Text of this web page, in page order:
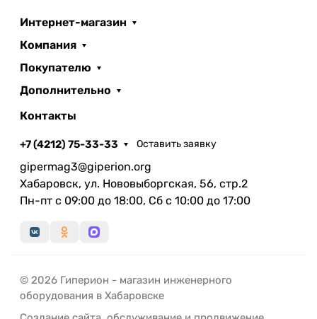
Интернет-магазин
Компания
Покупателю
Дополнительно
Контакты
+7 (4212) 75-33-33 Оставить заявку
gipermag3@giperion.org
Хабаровск, ул. Нововыборгская, 56, стр.2
Пн-пт с 09:00 до 18:00, Сб с 10:00 до 17:00
© 2026 Гиперион - магазин инженерного
оборудования в Хабаровске